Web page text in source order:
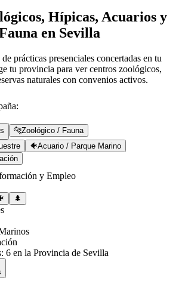
Hípicas, Acuarios y
en Sevilla
prácticas presenciales concertadas en tu
tu provincia para ver centros zoológicos,
naturales con convenios activos.
🐆Zoológico / Fauna
🐠Acuario / Parque Marino
y Empleo
🌲
6 en la Provincia de Sevilla